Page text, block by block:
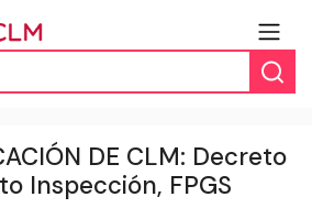
DE CLM: Decreto
Inspección, FPGS